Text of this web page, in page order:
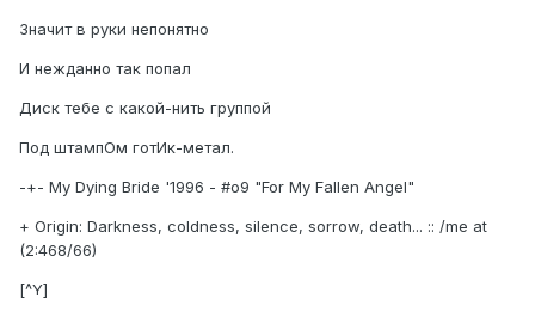
Значит в руки непонятно
И нежданно так попал
Диск тебе с какой-нить группой
Под штампОм готИк-метал.
-+- My Dying Bride '1996 - #o9 "For My Fallen Angel"
+ Origin: Darkness, coldness, silence, sorrow, death... :: /me at
(2:468/66)
[^Y]